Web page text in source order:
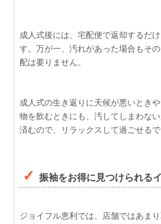
成人式後には、宅配便で返却するだ
す。万が一、汚れがあった場合もそ
配は要りません。
成人式の生き返りに天候が悪いとき
物を飲むときにも、汚してしまわな
済むので、リラックスして過ごせるで
振袖をお得に見つけられる
ジョイフル恵利では、店舗ではあま